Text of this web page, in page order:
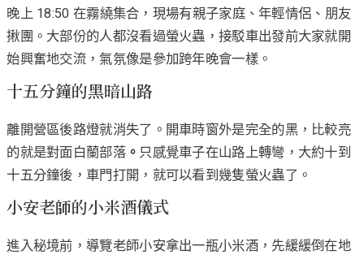
晚上 18:50 在霧繞集合，現場有親子家庭、年輕情侶、朋友
揪團。大部份的人都沒看過螢火蟲，接駁車出發前大家就開
始興奮地交流，氣氛像是參加跨年晚會一樣。
十五分鐘的黑暗山路
離開營區後路燈就消失了。開車時窗外是完全的黑，比較亮
的就是對面白蘭部落。 只感覺車子在山路上轉彎，大約十到
十五分鐘後，車門打開，就可以看到幾隻螢火蟲了。
小安老師的小米酒儀式
進入秘境前，導覽老師小安拿出一瓶小米酒，先緩緩倒在地